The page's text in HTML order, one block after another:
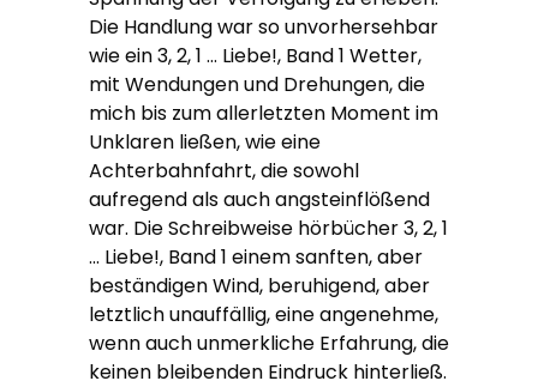
Die Handlung war so unvorhersehbar
wie ein 3, 2, 1 … Liebe!, Band 1 Wetter,
mit Wendungen und Drehungen, die
mich bis zum allerletzten Moment im
Unklaren ließen, wie eine
Achterbahnfahrt, die sowohl
aufregend als auch angsteinflößend
war. Die Schreibweise hörbücher 3, 2, 1
… Liebe!, Band 1 einem sanften, aber
beständigen Wind, beruhigend, aber
letztlich unauffällig, eine angenehme,
wenn auch unmerkliche Erfahrung, die
keinen bleibenden Eindruck hinterließ.